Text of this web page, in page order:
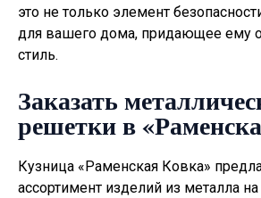
это не только элемент
для вашего дома, придающее ему
стиль.
Заказать
решетки в
Кузница «Раменская Ковка»
ассортимент изделий из металла